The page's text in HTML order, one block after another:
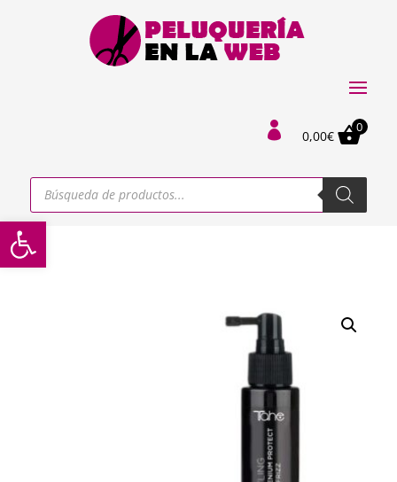
Abrir barra de herramientas
 0,00€
0
Búsqueda
productos